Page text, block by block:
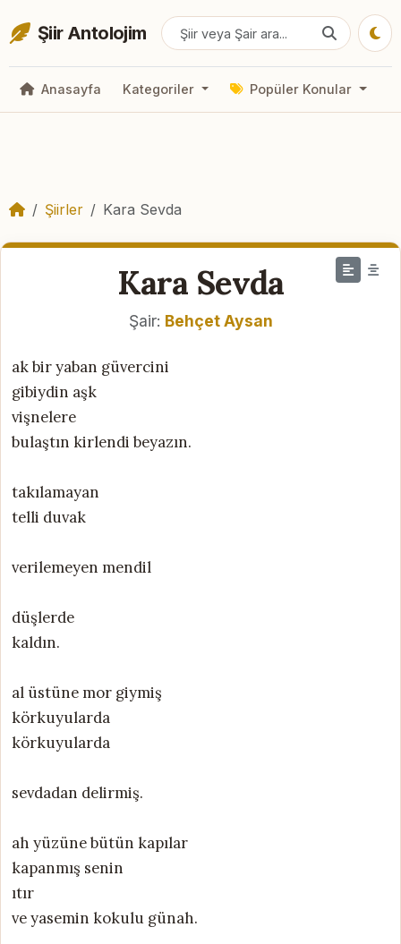
Şiir Antolojim
Anasayfa Kategoriler Popüler Konular
Şiirler Kara Sevda
Kara Sevda
Şair: Behçet Aysan
ak bir yaban güvercini
gibiydin aşk
vişnelere
bulaştın kirlendi beyazın.
takılamayan
telli duvak
verilemeyen mendil
düşlerde
kaldın.
al üstüne mor giymiş
körkuyularda
körkuyularda
sevdadan delirmiş.
ah yüzüne bütün kapılar
kapanmış senin
ıtır
ve yasemin kokulu günah.